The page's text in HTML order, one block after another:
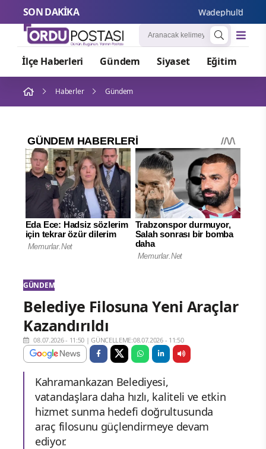
SON DAKİKA Wadephul’dan
İlçe Haberleri Gündem Siyaset Eğitim
Haberler Gündem
GÜNDEM
Belediye Filosuna Yeni Araçlar
Kazandırıldı
08.07.2026 - 11:50 |GÜNCELLEME:08.07.2026 - 11:50
Kahramankazan Belediyesi,
vatandaşlara daha hızlı, kaliteli ve etkin
hizmet sunma hedefi doğrultusunda
araç filosunu güçlendirmeye devam
ediyor.